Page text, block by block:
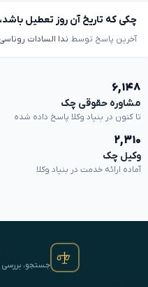
چکی که تاریخ آن روز تعطیل
آخرین پاسخ توسط ندا السادات روناسی
۶,۱۴۸
مشاوره حقوقی چک
تا کنون در بنیاد وکلا پاسخ داده شده
۲,۳۱۰
وکیل چک
آماده ارائه خدمت در بنیاد وکلا
جستجو، بررسی و